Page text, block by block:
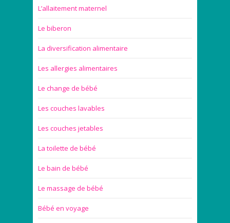
L’allaitement maternel
Le biberon
La diversification alimentaire
Les allergies alimentaires
Le change de bébé
Les couches lavables
Les couches jetables
La toilette de bébé
Le bain de bébé
Le massage de bébé
Bébé en voyage